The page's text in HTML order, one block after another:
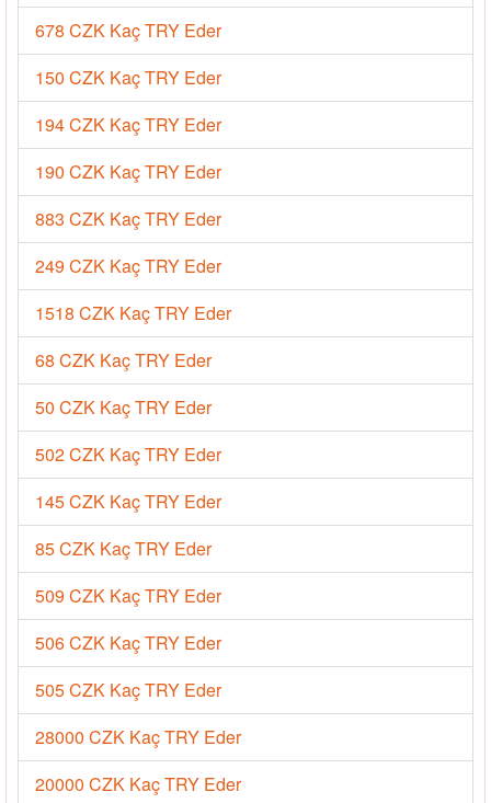
678 CZK Kaç TRY Eder
150 CZK Kaç TRY Eder
194 CZK Kaç TRY Eder
190 CZK Kaç TRY Eder
883 CZK Kaç TRY Eder
249 CZK Kaç TRY Eder
1518 CZK Kaç TRY Eder
68 CZK Kaç TRY Eder
50 CZK Kaç TRY Eder
502 CZK Kaç TRY Eder
145 CZK Kaç TRY Eder
85 CZK Kaç TRY Eder
509 CZK Kaç TRY Eder
506 CZK Kaç TRY Eder
505 CZK Kaç TRY Eder
28000 CZK Kaç TRY Eder
20000 CZK Kaç TRY Eder